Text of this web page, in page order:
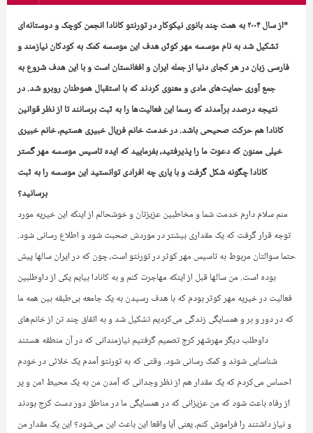
*از سال ۲۰۰۴ به همت چند بانوی نیکوکار در تورنتو کانادا انجمن کوچک و دوستانه‌ای
تشکیل شد به نام موسسه مهر کوثر، هدف این موسسه کمک به کودکان نیازمند و
فارسی زبان در هر کجای دنیا از جمله ایران و افغانستان است و با این هدف شروع به
جمع آوری حمایت‌های مادی‌ و معنوی کردند که با استقبال هموطنان روبرو شد. در
نتیجه درصدد برآمدند که رسما این فعالیت‌ها را به ثبت برسانند تا از نظر قوانین
کانادا هم حرکت صحیحی باشد. در خدمت خانم فریال خبیری هستیم، خانم خبیری
خیلی ممنون که دعوت ما را پذیرفتید، بفرمایید که ایده تاسیس موسسه مهر گستر
کانادا چگونه شکل گرفت و با یاری چه افرادی توانستید این موسسه را به ثبت
برسانید؟
منم سلام دارم خدمت شما و مخاطبین عزیزتان و خوشحالم از اینکه این خیریه مورد
توجه قرار گرفت که یک مقداری بیشتر در موردش صحبت شود و اطلاع رسانی شود.
حتما سوالتان مربوط به تاسیس مهر کوثر در تورنتو است، چون که در ایران سالها پیش
بوده است. من سالها قبل از اینکه مهاجرت کنم و به کانادا بیایم یکی از داوطلبین
فعالیت در خیریه مهر کوثر بودم که با هدف رسیدن به یک جامعه بی‌طبقه بین همه ما
که در دور و بر و همسایگی زندگی می‌کردیم تشکیل شد و به اتفاق چند تن از خانم‌های
داوطلب دیگر مهرشهر کرج تصمیم گرفتیم نیازمندانی‌ که در آن منطقه هستند
شناسایی شوند و کمک رسانی شود. وقتی که به تورنتو آمدم یک خلائی در خودم
احساس می‌کردم که یک مقدار هم از نظر وجدانی که آمدن من به یک محیط امن و پر
از رفاه باعث شود که من عزیزانی که در همسایگی ما در مناطق دور دست کرج بودند
و نیاز داشتند را فراموش کنم، یعنی آیا واقعا این باعث این می‌شود؟ این یک مقدار من